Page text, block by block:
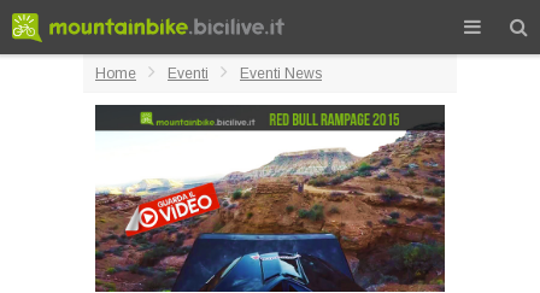
Home Eventi Eventi News